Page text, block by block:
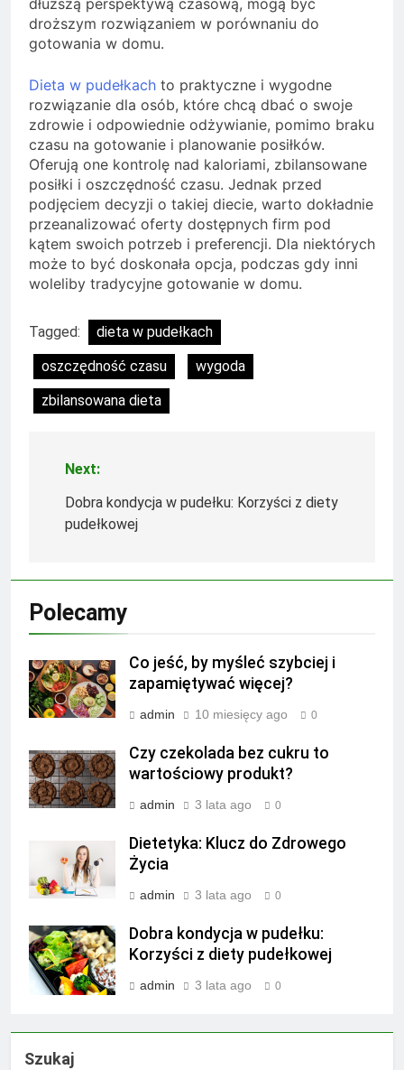
dłuższą perspektywą czasową, mogą być
droższym rozwiązaniem w porównaniu do
gotowania w domu.
Dieta w pudełkach to praktyczne i wygodne
rozwiązanie dla osób, które chcą dbać o swoje
zdrowie i odpowiednie odżywianie, pomimo braku
czasu na gotowanie i planowanie posiłków.
Oferują one kontrolę nad kaloriami, zbilansowane
posiłki i oszczędność czasu. Jednak przed
podjęciem decyzji o takiej diecie, warto dokładnie
przeanalizować oferty dostępnych firm pod
kątem swoich potrzeb i preferencji. Dla niektórych
może to być doskonała opcja, podczas gdy inni
woleliby tradycyjne gotowanie w domu.
Tagged:
dieta w pudełkach
oszczędność czasu
wygoda
zbilansowana dieta
Nawigacja
wpisu
Next:
Dobra kondycja w pudełku: Korzyści z diety
pudełkowej
Polecamy
Co jeść, by myśleć szybciej i
zapamiętywać więcej?
admin 10 miesięcy ago 0
Czy czekolada bez cukru to
wartościowy produkt?
admin 3 lata ago 0
Dietetyka: Klucz do Zdrowego
Życia
admin 3 lata ago 0
Dobra kondycja w pudełku:
Korzyści z diety pudełkowej
admin 3 lata ago 0
Szukaj